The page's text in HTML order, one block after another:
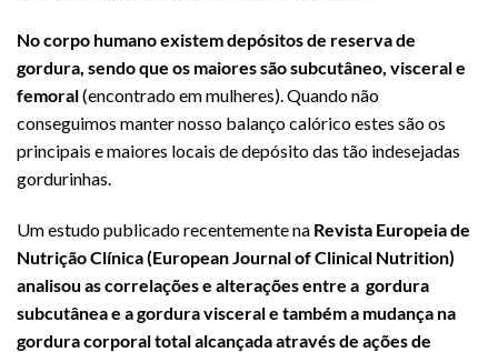
No corpo humano existem depósitos de reserva de
gordura, sendo que os maiores são subcutâneo, visceral e
femoral(encontrado em mulheres). Quando não
conseguimos manter nosso balanço calórico estes são os
principais e maiores locais de depósito das tão indesejadas
gordurinhas.
Um estudo publicado recentemente na Revista Europeia de
Nutrição Clínica (European Journal of Clinical Nutrition)
analisou as correlações e alterações entre a gordura
subcutânea e a gordura visceral e também a mudança na
gordura corporal total alcançada através de ações de